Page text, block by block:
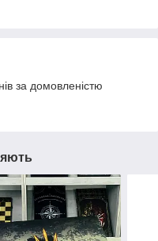
за домовленістю